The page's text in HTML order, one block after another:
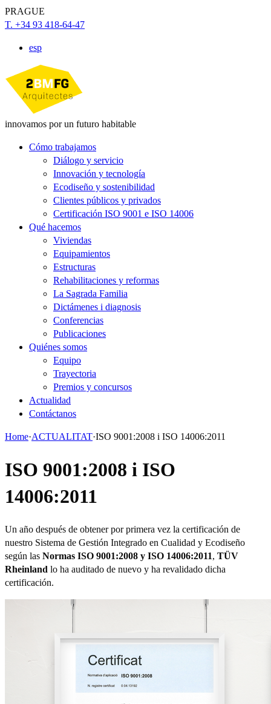
PRAGUE
T. +34 93 418-64-47
esp
innovamos por un futuro habitable
Cómo trabajamos
Diálogo y servicio
Innovación y tecnología
Ecodiseño y sostenibilidad
Clientes públicos y privados
Certificación ISO 9001 e ISO 14006
Qué hacemos
Viviendas
Equipamientos
Estructuras
Rehabilitaciones y reformas
La Sagrada Familia
Dictámenes i diagnosis
Conferencias
Publicaciones
Quiénes somos
Equipo
Trayectoria
Premios y concursos
Actualidad
Contáctanos
Home·ACTUALITAT·ISO 9001:2008 i ISO 14006:2011
ISO 9001:2008 i ISO
14006:2011
Un año después de obtener por primera vez la certificación de
nuestro Sistema de Gestión Integrado en Cualidad y Ecodiseño
según las Normas ISO 9001:2008 y ISO 14006:2011, TÜV
Rheinland lo ha auditado de nuevo y ha revalidado dicha
certificación.